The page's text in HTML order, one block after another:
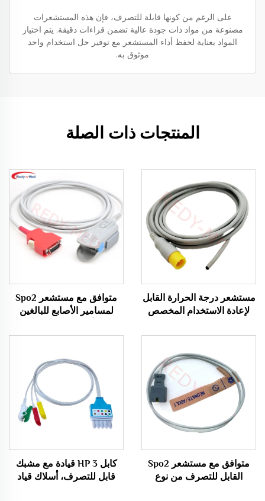
على الرغم من كونها قابلة للتصرف، فإن هذه المستشعرات
مصنوعة من مواد ذات جودة عالية تضمن قراءات دقيقة. يتم اختيار
المواد بعناية لحفظ أداء المستشعر مع توفير حل استخدام واحد
موثوق به.
المنتجات ذات الصلة
مستشعر درجة الحرارة القابل
لإعادة الاستخدام المخصص
Comen والمطلوب بشدة
متوافق مع مستشعر Spo2
لمسامير الأصابع للبالغين
Rainbow 20pin، RAD-97،
Sensor/Probe
متوافق مع مستشعر Spo2
القابل للتصرف من نوع
كابل HP 3 قيادة مع مشبك
قابل للتصرف، أسلاك قياد